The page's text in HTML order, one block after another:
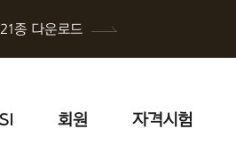
종 다운로드
회원 자격시험